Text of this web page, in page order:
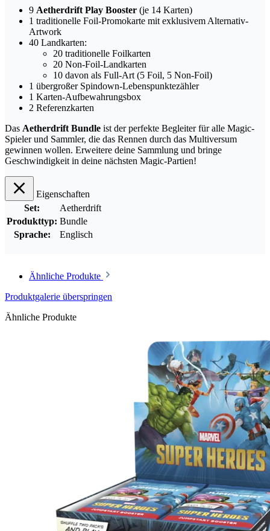
9 Aetherdrift Play Booster (je 14 Karten)
1 traditionelle Foil-Promokarte mit exklusivem Alternativ-
Artwork
40 Landkarten:
20 traditionelle Foilkarten
20 Non-Foil-Landkarten
10 davon als Full-Art (5 Foil, 5 Non-Foil)
1 übergroßer Spindown-Lebenspunktezähler
1 Karten-Aufbewahrungsbox
2 Referenzkarten
Das Aetherdrift Bundle ist der perfekte Begleiter für alle Magic-
Spieler und Sammler, die das Rennen durch das Multiversum
gewinnen wollen. Erweitere deine Sammlung und bringe
Geschwindigkeit in deine nächsten Magic-Partien!
Eigenschaften
Set:
Aetherdrift
Produkttyp: Bundle
Sprache:
Englisch
Ähnliche Produkte
Produktgalerie überspringen
Ähnliche Produkte